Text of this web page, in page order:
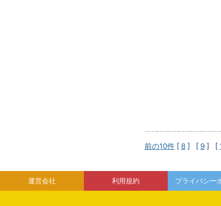
前の10件 [ 8 ] [ 9 ] [
運営会社 利用規約 プライバシー